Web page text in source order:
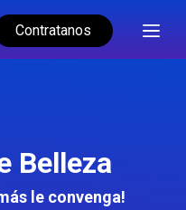
Contratanos
Belleza
le convenga!